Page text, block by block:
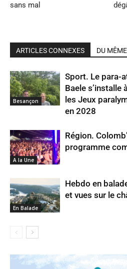
sans mal
ARTICLES CONNEXES DU
Besançon
Sport. Le para-
Baele s’installe
les Jeux
en 2028
A la Une
Région.
programme
En Balade
Hebdo en
et vues sur le